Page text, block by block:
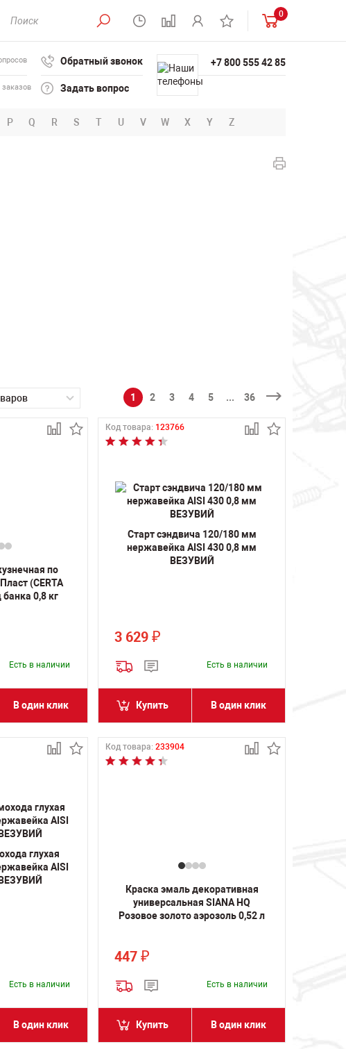
0
заказов
Обратный звонок
Задать вопрос
+7 800 555 42 85
P Q R S T U V W X Y Z
1 2 3 4 5 ... 36
по
(CERTA
0,8 кг
Есть в наличии
В один клик
Код товара: 123766
Старт сэндвича 120/180 мм
нержавейка AISI 430 0,8 мм
ВЕЗУВИЙ
3 629₽
Есть в наличии
Купить В один клик
глухая
AISI
Есть в наличии
В один клик
Код товара:233904
Краска эмаль декоративная
универсальная SIANA HQ
Розовое золото аэрозоль 0,52 л
447₽
Есть в наличии
Купить В один клик